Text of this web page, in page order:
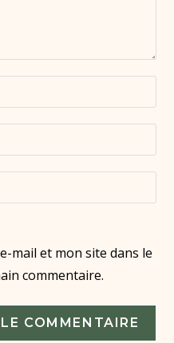
mail et mon site dans le
commentaire.